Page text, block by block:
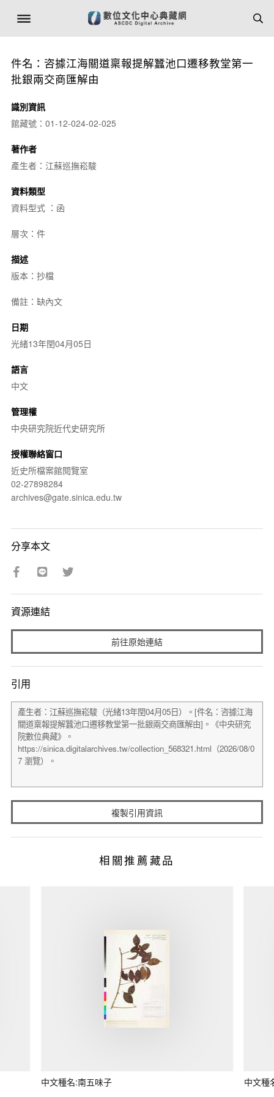
件名：咨據江海關道稟報提解蠶池口遷移教堂第一
批銀兩交商匯解由
識別資訊
館藏號：01-12-024-02-025
著作者
產生者：江蘇巡撫崧駿
資料類型
資料型式 ：函
層次：件
描述
版本：抄檔
備註：缺內文
日期
光緒13年閏04月05日
語言
中文
管理權
中央研究院近代史研究所
授權聯絡窗口
近史所檔案館閱覽室
02-27898284
archives@gate.sinica.edu.tw
分享本文
資源連結
前往原始連結
引用
複製引用資訊
相關推薦藏品
中文種名:南五味子 中文種